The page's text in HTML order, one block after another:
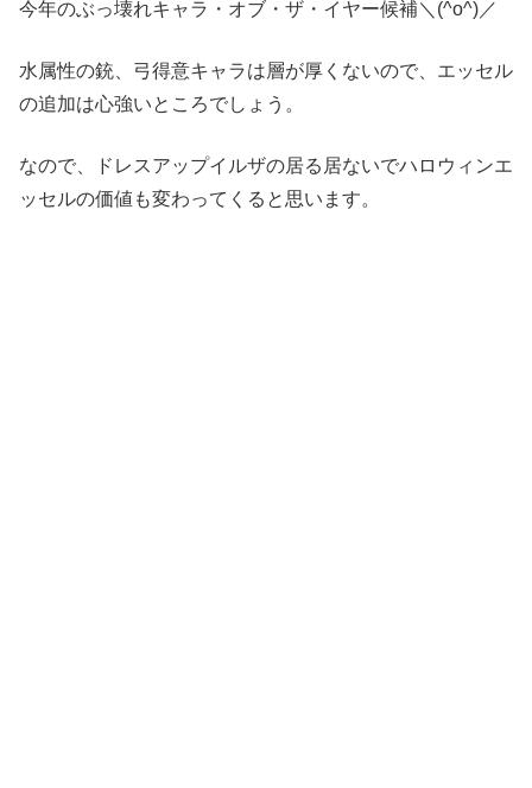
今年のぶっ壊れキャラ・オブ・ザ・イヤー候補＼(^o^)／
水属性の銃、弓得意キャラは層が厚くないので、エッセル
の追加は心強いところでしょう。
なので、ドレスアップイルザの居る居ないでハロウィンエ
ッセルの価値も変わってくると思います。